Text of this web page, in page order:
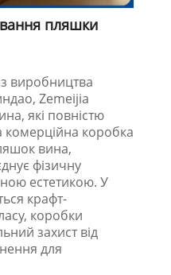
пляшки
виробництва
Zemeijia
які повністю
коробка
вина,
фізичну
естетикою. У
крафт-
коробки
захист від
для